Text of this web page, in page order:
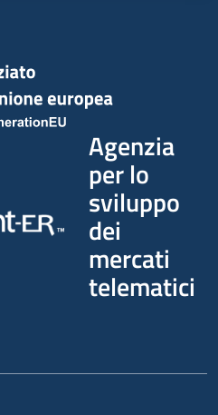
Agenzia
per lo
sviluppo
dei
mercati
telematici